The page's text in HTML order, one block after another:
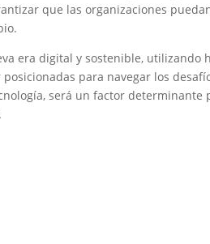
que las organizaciones
era digital y sostenible, utilizando
para navegar los
será un factor determinante